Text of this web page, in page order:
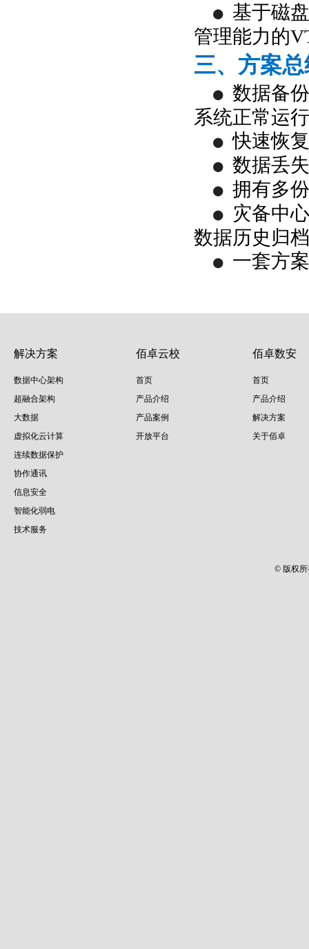
● 基于磁
管理能力的
三、方案
● 数据备
系统正常运行
●快速恢
● 数据丢
● 拥有多
● 灾备中
数据历史归
● 一套方
解决方案
数据中心架构
超融合架构
大数据
虚拟化云计算
连续数据保护
协作通讯
信息安全
智能化弱电
技术服务
佰卓云校
首页
产品介绍
产品案例
开放平台
佰卓数安
首页
产品介绍
解决方案
关于佰卓
© 版权所